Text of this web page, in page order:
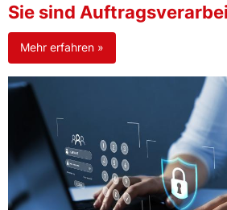
Sie sind
Mehr erfahren »